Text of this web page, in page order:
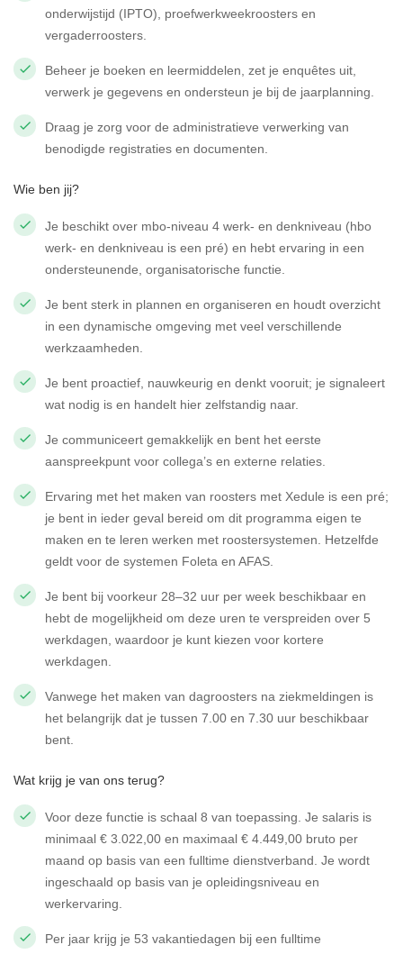
onderwijstijd (IPTO), proefwerkweekroosters en
vergaderroosters.
Beheer je boeken en leermiddelen, zet je enquêtes uit,
verwerk je gegevens en ondersteun je bij de jaarplanning.
Draag je zorg voor de administratieve verwerking van
benodigde registraties en documenten.
Wie ben jij?
Je beschikt over mbo-niveau 4 werk- en denkniveau (hbo
werk- en denkniveau is een pré) en hebt ervaring in een
ondersteunende, organisatorische functie.
Je bent sterk in plannen en organiseren en houdt overzicht
in een dynamische omgeving met veel verschillende
werkzaamheden.
Je bent proactief, nauwkeurig en denkt vooruit; je signaleert
wat nodig is en handelt hier zelfstandig naar.
Je communiceert gemakkelijk en bent het eerste
aanspreekpunt voor collega’s en externe relaties.
Ervaring met het maken van roosters met Xedule is een pré;
je bent in ieder geval bereid om dit programma eigen te
maken en te leren werken met roostersystemen. Hetzelfde
geldt voor de systemen Foleta en AFAS.
Je bent bij voorkeur 28–32 uur per week beschikbaar en
hebt de mogelijkheid om deze uren te verspreiden over 5
werkdagen, waardoor je kunt kiezen voor kortere
werkdagen.
Vanwege het maken van dagroosters na ziekmeldingen is
het belangrijk dat je tussen 7.00 en 7.30 uur beschikbaar
bent.
Wat krijg je van ons terug?
Voor deze functie is schaal 8 van toepassing. Je salaris is
minimaal € 3.022,00 en maximaal € 4.449,00 bruto per
maand op basis van een fulltime dienstverband. Je wordt
ingeschaald op basis van je opleidingsniveau en
werkervaring.
Per jaar krijg je 53 vakantiedagen bij een fulltime